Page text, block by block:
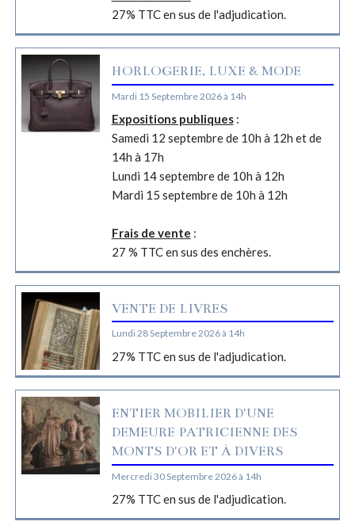
27% TTC en sus de l'adjudication.
HORLOGERIE, LUXE & MODE
Mardi 15 Septembre 2026 à 14h
Expositions publiques:
Samedi 12 septembre de 10h à 12h et de
14h à 17h
Lundi 14 septembre de 10h à 12h
Mardi 15 septembre de 10h à 12h
Frais de vente :
27 % TTC en sus des enchères.
VENTE DE LIVRES
Lundi 28 Septembre 2026 à 14h
27% TTC en sus de l'adjudication.
ENTIER MOBILIER D'UNE
DEMEURE PATRICIENNE DES
MONTS D'OR ET À DIVERS
Mercredi 30 Septembre 2026 à 14h
27% TTC en sus de l'adjudication.